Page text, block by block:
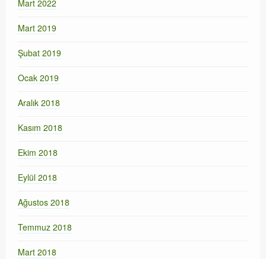
Mart 2022
Mart 2019
Şubat 2019
Ocak 2019
Aralık 2018
Kasım 2018
Ekim 2018
Eylül 2018
Ağustos 2018
Temmuz 2018
Mart 2018